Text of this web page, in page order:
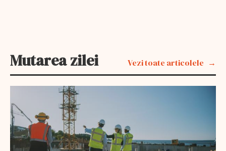
Mutarea zilei Vezi toate articolele